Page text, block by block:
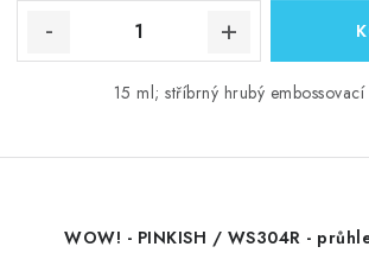
15 ml; stříbrný hrubý embossovací
WOW! - PINKISH / WS304R -